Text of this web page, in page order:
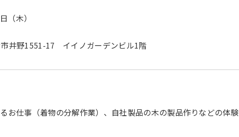
（木）
井野1551-17 イイノガーデンビル1階
お仕事（着物の分解作業）、自社製品の木の製品作りなどの体験